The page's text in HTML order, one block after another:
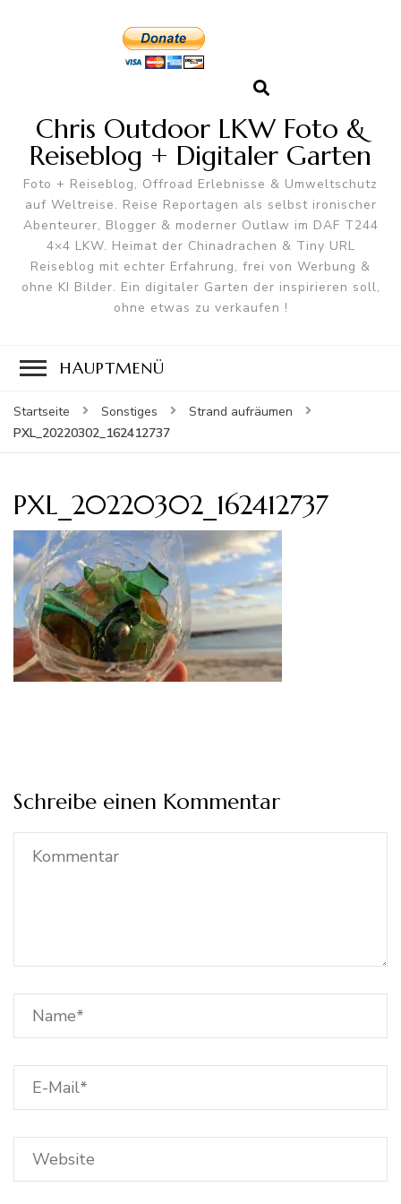
Chris Outdoor LKW Foto &
Reiseblog + Digitaler Garten
Foto + Reiseblog, Offroad Erlebnisse & Umweltschutz
auf Weltreise. Reise Reportagen als selbst ironischer
Abenteurer, Blogger & moderner Outlaw im DAF T244
4×4 LKW. Heimat der Chinadrachen & Tiny URL
Reiseblog mit echter Erfahrung, frei von Werbung &
ohne KI Bilder. Ein digitaler Garten der inspirieren soll,
ohne etwas zu verkaufen !
HAUPTMENÜ
Startseite Sonstiges
Strand aufräumen
PXL_20220302_162412737
PXL_20220302_162412737
Schreibe einen Kommentar